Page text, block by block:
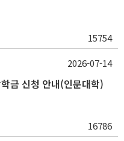
15754
금 신청 안내(인문대학)
16786
2026-07-14